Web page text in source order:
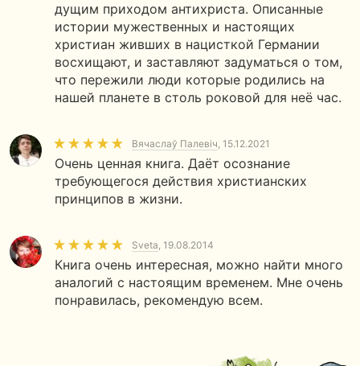
ду­щим при­хо­дом ан­ти­хри­ста. Описанные
истории мужественных и настоящих
христиан живших в нацисткой Германии
восхищают, и заставляют задуматься о том,
что пережили люди которые родились на
нашей планете в столь роковой для неё час.
Вячаслаў Палевіч, 15.12.2021
Очень ценная книга. Даёт осознание
требующегося действия христианских
принципов в жизни.
Sveta, 19.08.2014
Книга очень интересная, можно найти много
аналогий с настоящим временем. Мне очень
понравилась, рекомендую всем.